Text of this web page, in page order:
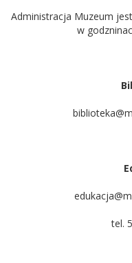
Administracja Muzeum
w
tel.